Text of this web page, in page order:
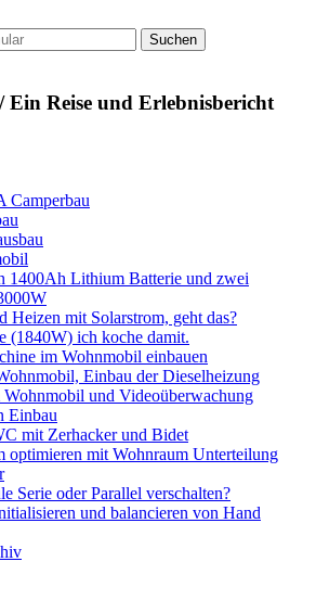
Ein Reise und Erlebnisbericht
Camperbau
1400Ah Lithium Batterie und zwei
Heizen mit Solarstrom, geht das?
(1840W) ich koche damit.
im Wohnmobil einbauen
Einbau der Dieselheizung
Wohnmobil und Videoüberwachung
Einbau
mit Zerhacker und Bidet
optimieren mit Wohnraum Unterteilung
Serie oder Parallel verschalten?
und balancieren von Hand